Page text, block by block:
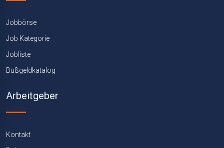
Jobbörse
Job Kategorie
Jobliste
Bußgeldkatalog
Arbeitgeber
Kontakt